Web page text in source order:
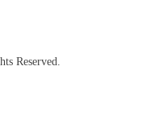
Reserved.